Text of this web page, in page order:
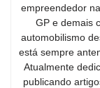
empreendedor
GP e demais
automobilismo
está sempre
Atualmente
publicando